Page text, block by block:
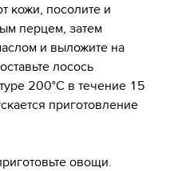
кожи, посолите и
перцем, затем
и выложите на
лосось
200°С в течение 15
приготовление
овощи.